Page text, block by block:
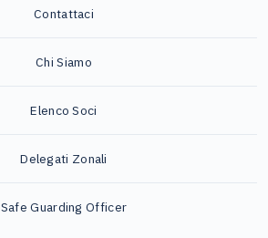
Contattaci
Chi Siamo
Elenco Soci
Delegati Zonali
Safe Guarding Officer